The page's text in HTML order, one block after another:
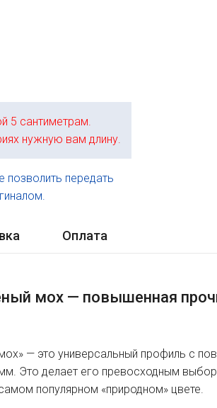
5 сантиметрам.
нужную вам длину.
позволить передать
Оплата
мох — повышенная
— это универсальный профиль с
Это делает его превосходным
популярном «природном» цвете.